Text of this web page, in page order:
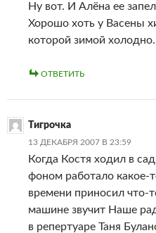
Ну вот. И Алёна ее
Хорошо хоть у Васены
которой зимой холодно.
ОТВЕТИТЬ
Тигрочка
13 ДЕКАБРЯ 2007 В 23:59
Когда Костя ходил в
фоном работало какое-
времени приносил что-
машине звучит Наше
в репертуаре Таня